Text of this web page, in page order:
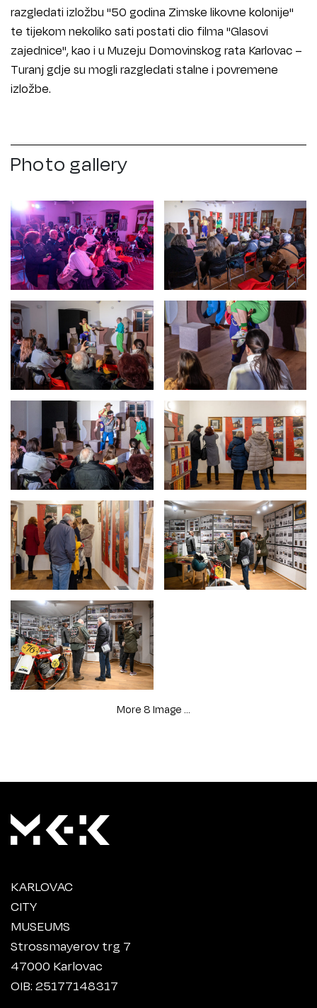
razgledati izložbu "50 godina Zimske likovne kolonije"
te tijekom nekoliko sati postati dio filma "Glasovi
zajednice", kao i u Muzeju Domovinskog rata Karlovac –
Turanj gdje su mogli razgledati stalne i povremene
izložbe.
Photo gallery
More 8 Image ...
KARLOVAC
CITY
MUSEUMS
Strossmayerov trg 7
47000 Karlovac
OIB: 25177148317